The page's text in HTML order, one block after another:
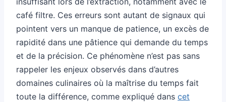
café filtre. Ces erreurs sont autant de signaux qui
pointent vers un manque de patience, un excès de
rapidité dans une pâtience qui demande du temps
et de la précision. Ce phénomène n’est pas sans
rappeler les enjeux observés dans d’autres
domaines culinaires où la maîtrise du temps fait
toute la différence, comme expliqué dans cet